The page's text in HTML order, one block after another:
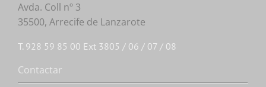
Avda. Coll nº 3
35500, Arrecife de Lanzarote
T. 928 59 85 00 Ext 3805 / 06 / 07 / 08
Contactar